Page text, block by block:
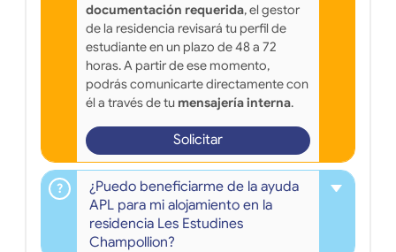
documentación requerida, el gestor
de la residencia revisará tu perfil de
estudiante en un plazo de 48 a 72
horas. A partir de ese momento,
podrás comunicarte directamente con
él a través de tu mensajería interna.
Solicitar
¿Puedo beneficiarme de la ayuda
APL para mi alojamiento en la
residencia Les Estudines
Champollion?